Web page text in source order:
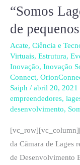
“Somos
de
Acate, Ciência e
Virtuais, Estrutura,
Inovação, Inovação
Connect,
Saiph / abril 20, 2021
empreendedores,
desenvolvimento,
da Câmara de Lages
de Desenvolvimento
“Somos
Lages”
promove
negócios
de
pequenos
empreendedores